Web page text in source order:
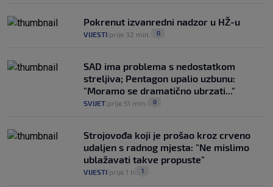
Pokrenut izvanredni nadzor u HŽ-u
VIJESTI prije 32 min. 0
SAD ima problema s nedostatkom
streljiva; Pentagon upalio uzbunu:
"Moramo se dramatično ubrzati..."
SVIJET prije 51 min. 0
Strojovođa koji je prošao kroz crveno
udaljen s radnog mjesta: "Ne mislimo
ublažavati takve propuste"
VIJESTI prije 1 h 1